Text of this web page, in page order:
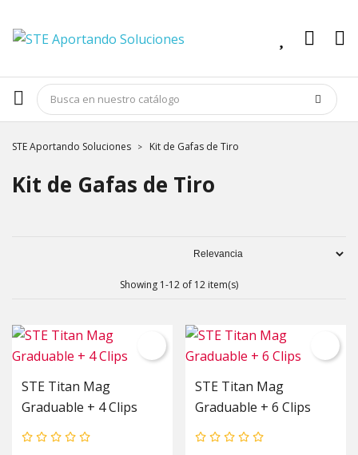
STE Aportando Soluciones Kit de Gafas de Tiro
Kit de Gafas de Tiro
Showing 1-12 of 12 item(s)
STE Titan Mag
Graduable + 4 Clips
STE Titan Mag
Graduable + 6 Clips